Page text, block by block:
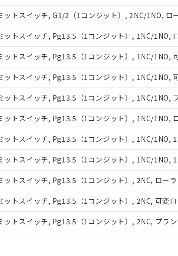
ットスイッチ, G1/2（1コンジット）, 2NC/1NO, ロ
ットスイッチ, Pg13.5（1コンジット）, 1NC/1NO,
トスイッチ, Pg13.5（1コンジット）, 1NC/1NO,
トスイッチ, Pg13.5（1コンジット）, 1NC/1NO,
ットスイッチ, Pg13.5（1コンジット）, 1NC/1NO,
ットスイッチ, Pg13.5（1コンジット）, 1NC/1NO,
ットスイッチ, Pg13.5（1コンジット）, 1NC/1NO,
ットスイッチ, Pg13.5（1コンジット）, 1NC/1NO,
ットスイッチ, Pg13.5（1コンジット）, 2NC, ロー
トスイッチ, Pg13.5（1コンジット）, 2NC, 可変
ットスイッチ, Pg13.5（1コンジット）, 2NC, プラ
あり
いが在庫あり
庫状況については、お客様のお取引先、またはお
販売員にご確認ください)
た在庫状況の情報を公開していない機種
き、同意のうえご利用ください。
御機器事業取扱商品の当社在庫状況および標準価
商品の中には、本サービスの対象外となる商品も
格照会結果は、記載している更新日時点での社内
時点での実際の在庫および標準価格とは異なる場
標準価格はお客様のお取引先、またはお客様担当
ださい。
店や当社販売拠点は「販売ネットワーク
」をご
格結果を当社の事前の承諾なく第三者に漏洩または
リスト作成サービス）をご利用いただくには、I-
。
ト上で当社にご登録された部品リストについて、
ビスに関するお客様との取引・商談に必要な範囲
は、"個人情報の共同利用に関して"
の「1.共同